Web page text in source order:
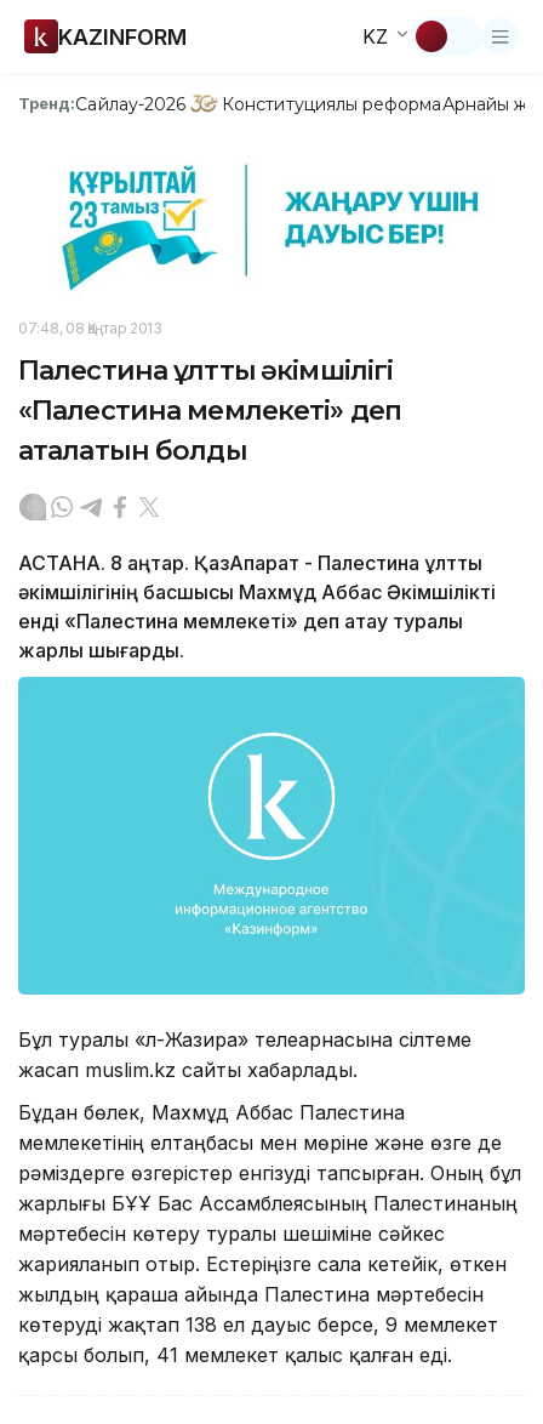
KAZINFORM KZ
Тренд:Сайлау-2026 Конституциялық реформаАрнайы
07:48, 08 Қаңтар 2013
Палестина ұлттық әкімшілігі
«Палестина мемлекеті» деп
аталатын болды
АСТАНА. 8 қаңтар. ҚазАқпарат - Палестина ұлттық
әкімшілігінің басшысы Махмұд Аббас Әкімшілікті
енді «Палестина мемлекеті» деп атау туралы
жарлық шығарды.
Бұл туралы «Әл-Жазира» телеарнасына сілтеме
жасап muslim.kz сайты хабарлады.
Бұдан бөлек, Махмұд Аббас Палестина
мемлекетінің елтаңбасы мен мөріне және өзге де
рәміздерге өзгерістер енгізуді тапсырған. Оның бұл
жарлығы БҰҰ Бас Ассамблеясының Палестинаның
мәртебесін көтеру туралы шешіміне сәйкес
жарияланып отыр. Естеріңізге сала кетейік, өткен
жылдың қараша айында Палестина мәртебесін
көтеруді жақтап 138 ел дауыс берсе, 9 мемлекет
қарсы болып, 41 мемлекет қалыс қалған еді.